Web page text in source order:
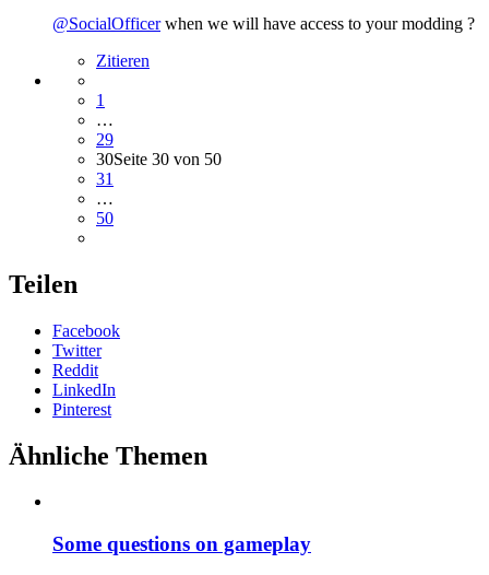
@SocialOfficerwhen we will have access to your modding ?
Zitieren
1
…
29
30Seite 30 von 50
31
…
50
Teilen
Facebook
Twitter
Reddit
LinkedIn
Pinterest
Ähnliche Themen
Some questions on gameplay